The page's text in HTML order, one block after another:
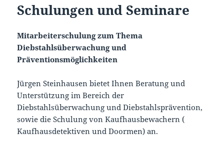
Schulungen und Seminare
Mitarbeiterschulung zum Thema
Diebstahlsüberwachung und
Präventionsmöglichkeiten
Jürgen Steinhausen bietet Ihnen Beratung und
Unterstützung im Bereich der
Diebstahlsüberwachung und Diebstahlsprävention,
sowie die Schulung von Kaufhausbewachern (
Kaufhausdetektiven und Doormen) an.